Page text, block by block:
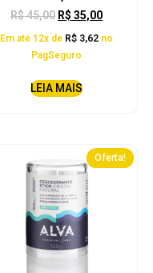
R$45,00 R$ 35,00
Em até 12x de R$ 3,62 no
PagSeguro
LEIA MAIS
Oferta!